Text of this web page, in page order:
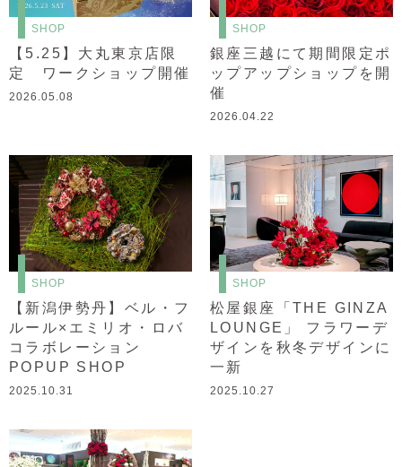
SHOP
【5.25】大丸東京店限
定 ワークショップ開催
2026.05.08
SHOP
銀座三越にて期間限定ポ
ップアップショップを開
催
2026.04.22
SHOP
【新潟伊勢丹】ベル・フ
ルール×エミリオ・ロバ
コラボレーション
POPUP SHOP
2025.10.31
SHOP
松屋銀座「THE GINZA
LOUNGE」 フラワーデ
ザインを秋冬デザインに
一新
2025.10.27